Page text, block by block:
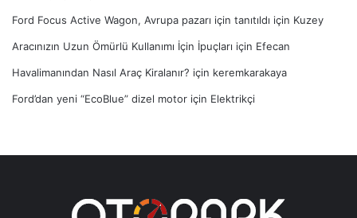
Ford Focus Active Wagon, Avrupa pazarı için tanıtıldı için Kuzey
Aracınızın Uzun Ömürlü Kullanımı İçin İpuçları için Efecan
Havalimanından Nasıl Araç Kiralanır? için keremkarakaya
Ford’dan yeni “EcoBlue” dizel motor için Elektrikçi